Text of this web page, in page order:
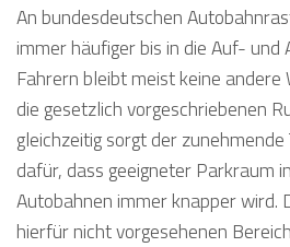
An bundesdeutschen
immer häufiger bis in die Auf-
Fahrern bleibt meist keine
die gesetzlich vorgeschriebenen
gleichzeitig sorgt der
dafür, dass geeigneter Parkraum
Autobahnen immer knapper wird.
hierfür nicht vorgesehenen